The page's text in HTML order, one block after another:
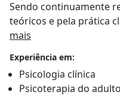
Sendo continuamente
teóricos e pela prática
mais
Experiência em:
Psicologia clínica
Psicoterapia do adulto